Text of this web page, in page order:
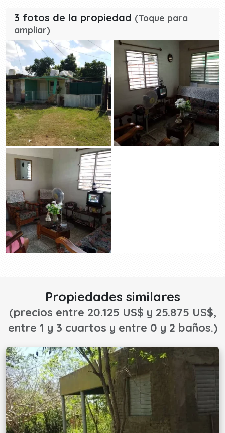
3 fotos de la propiedad (Toque para
ampliar)
Propiedades similares
(precios entre 20.125 US$ y 25.875 US$,
entre 1 y 3 cuartos y entre 0 y 2 baños.)